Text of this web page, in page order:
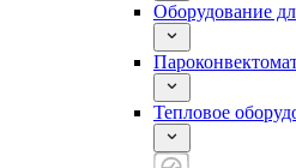
Оборудование
Тепловое